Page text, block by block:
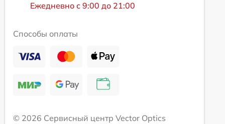
Ежедневно с 9:00 до 21:00
Способы оплаты
© 2026 Сервисный центр Vector Optics